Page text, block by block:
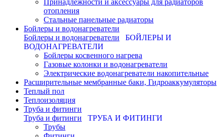
Принадлежности и аксессуары для радиаторов
отопления
Стальные панельные радиаторы
Бойлеры и водонагреватели
Бойлеры и водонагреватели
БОЙЛЕРЫ И
ВОДОНАГРЕВАТЕЛИ
Бойлеры косвенного нагрева
Газовые колонки и водонагреватели
Электрические водонагреватели накопительные
Расширительные мембранные баки, Гидроаккумуляторы
Теплый пол
Теплоизоляция
Труба и фитинги
Труба и фитинги
ТРУБА И ФИТИНГИ
Трубы